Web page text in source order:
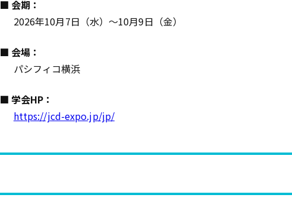
■ 会期：
2026年10月7日（水）～10月9日（金）
■ 会場：
パシフィコ横浜
■ 学会HP：
https://jcd-expo.jp/jp/